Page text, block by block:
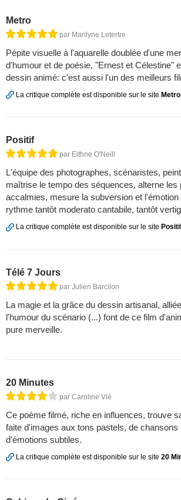
Metro
par Marilyne Letertre
Pépite visuelle à l'aquarelle doublée d'une
d'humour et de poésie, "Ernest et Célestine"
dessin animé: c'est aussi l'un des meilleurs
La critique complète est disponible sur le site Metro
Positif
par Eithne O'Neill
L'équipe des photographes, scénaristes,
maîtrise le tempo des séquences, alterne les
accalmies, mesure la subversion et l'émotion
rythme tantôt moderato cantabile, tantôt
La critique complète est disponible sur le site
Télé 7 Jours
par Julien Barcilon
La magie et la grâce du dessin artisanal,
l'humour du scénario (...) font de ce film
pure merveille.
20 Minutes
par Caroline Vié
Ce poème filmé, riche en influences, trouve
faite d'images aux tons pastels, de
d'émotions subtiles.
La critique complète est disponible sur le site 20